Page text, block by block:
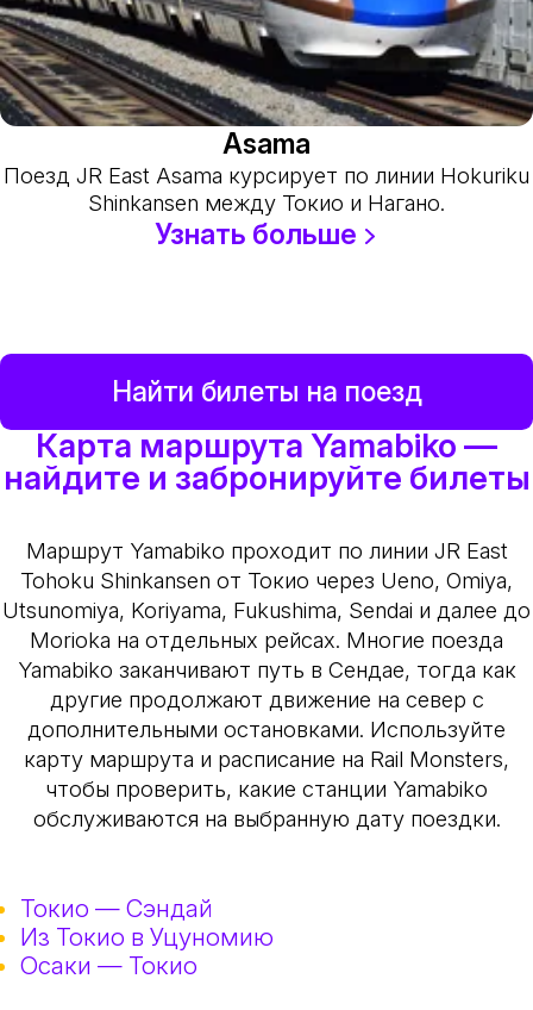
Asama
Поезд JR East Asama курсирует по линии Hokuriku
Shinkansen между Токио и Нагано.
Узнать больше
Найти билеты на поезд
Карта маршрута Yamabiko —
найдите и забронируйте билеты
Маршрут Yamabiko проходит по линии JR East
Tohoku Shinkansen от Токио через Ueno, Omiya,
Utsunomiya, Koriyama, Fukushima, Sendai и далее до
Morioka на отдельных рейсах. Многие поезда
Yamabiko заканчивают путь в Сендае, тогда как
другие продолжают движение на север с
дополнительными остановками. Используйте
карту маршрута и расписание на Rail Monsters,
чтобы проверить, какие станции Yamabiko
обслуживаются на выбранную дату поездки.
Токио — Сэндай
Из Токио в Уцуномию
Осаки — Токио